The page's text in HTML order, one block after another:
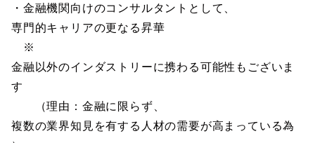
・金融機関向けのコンサルタントとして、
専門的キャリアの更なる昇華
※
金融以外のインダストリーに携わる可能性もございま
す
（理由：金融に限らず、
複数の業界知見を有する人材の需要が高まっている為